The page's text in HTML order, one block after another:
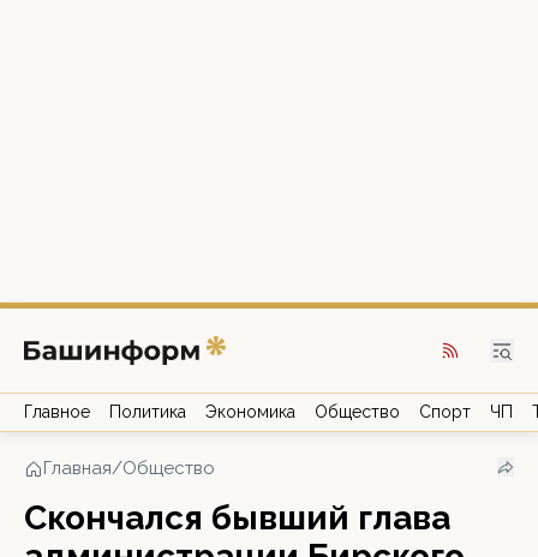
Главное Политика Экономика Общество Спорт ЧП
Главная/Общество
Скончался бывший глава